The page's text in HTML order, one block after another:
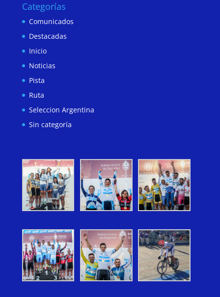
Categorías
Comunicados
Destacadas
Inicio
Noticias
Pista
Ruta
Seleccion Argentina
Sin categoría